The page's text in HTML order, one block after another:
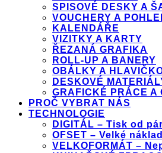
SPISOVÉ DESKY A
VOUCHERY A
KALENDÁŘE
VIZITKY A KARTY
ŘEZANÁ GRAFIKA
ROLL-UP A BANERY
OBÁLKY A
DESKOVÉ
GRAFICKÉ PRÁCE A
PROČ VYBRAT NÁS
TECHNOLOGIE
DIGITÁL – Tisk od
OFSET – Velké
VELKOFORMÁT –